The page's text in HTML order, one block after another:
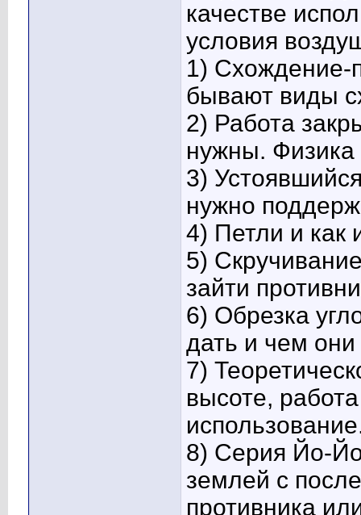
качестве
условия
1) Схождение-
бывают виды
2) Работа
нужны. Физика
3)
нужно
4) Петли и как
5)
зайти
6) Обрезка
дать и чем
7)
высоте,
8) Серия Йо-
землей с
противника